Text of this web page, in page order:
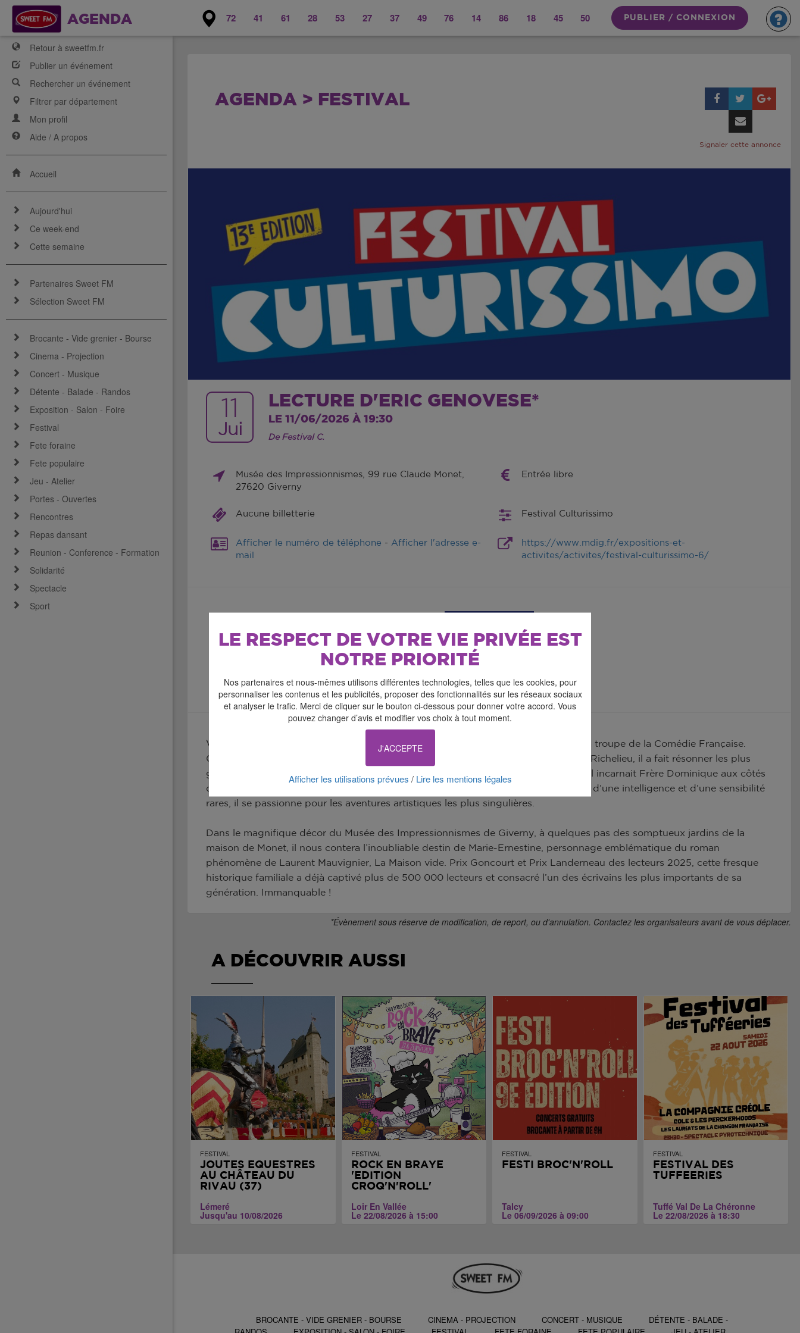
LE RESPECT DE VOTRE VIE PRIVÉE EST
NOTRE PRIORITÉ
Nos partenaires et nous-mêmes utilisons différentes technologies, telles que les cookies, pour
personnaliser les contenus et les publicités, proposer des fonctionnalités sur les réseaux sociaux
et analyser le trafic. Merci de cliquer sur le bouton ci-dessous pour donner votre accord. Vous
pouvez changer d’avis et modifier vos choix à tout moment.
J'ACCEPTE
Afficher les utilisations prévues / Lire les mentions légales
AGENDA 72 41 61 28 53 27 37 49 76 14 86 18 45 50 PUBLIER / CONNEXION
Retour à sweetfm.fr
Publier un événement
Rechercher un événement
Filtrer par département
Mon profil
Aide / A propos
Accueil
Aujourd'hui
Ce week-end
Cette semaine
Partenaires Sweet FM
Sélection Sweet FM
Brocante - Vide grenier - Bourse
Cinema - Projection
Concert - Musique
Détente - Balade - Randos
Exposition - Salon - Foire
Festival
Fete foraine
Fete populaire
Jeu - Atelier
Portes - Ouvertes
Rencontres
Repas dansant
Reunion - Conference - Formation
Solidarité
Spectacle
Sport
AGENDA > FESTIVAL
Signaler cette annonce
11
Jui
LECTURE D'ERIC GENOVESE*
LE 11/06/2026 À 19:30
De Festival C.
Musée des Impressionnismes, 99 rue Claude Monet,
27620 Giverny
Entrée libre
Aucune billetterie Festival Culturissimo
Afficher le numéro de téléphone - Afficher l'adresse e-
mail
https://www.mdig.fr/expositions-et-
activites/activites/festival-culturissimo-6/
Voilà près de trente ans que le remarquable Éric Génovèse est l’un des piliers de la troupe de la Comédie Française.
Corneille, Shakespeare, Molière, Rostand, Hugo, Tchekhov : dans la mythique salle Richelieu, il a fait résonner les plus
grands textes du répertoire théâtral mondial. En 2024, à la Philharmonie de Paris, il incarnait Frère Dominique aux côtés
de Marion Cotillard dans Jeanne d’Arc au bûcher d’Arthur Honneger. Acteur doué d’une intelligence et d’une sensibilité
rares, il se passionne pour les aventures artistiques les plus singulières.
Dans le magnifique décor du Musée des Impressionnismes de Giverny, à quelques pas des somptueux jardins de la
maison de Monet, il nous contera l’inoubliable destin de Marie-Ernestine, personnage emblématique du roman
phénomène de Laurent Mauvignier, La Maison vide. Prix Goncourt et Prix Landerneau des lecteurs 2025, cette fresque
historique familiale a déjà captivé plus de 500 000 lecteurs et consacré l’un des écrivains les plus importants de sa
génération. Immanquable !
*Évènement sous réserve de modification, de report, ou d'annulation. Contactez les organisateurs avant de vous déplacer.
A DÉCOUVRIR AUSSI
FESTIVAL
JOUTES ÉQUESTRES
AU CHÂTEAU DU
RIVAU (37)
Lémeré
Jusqu'au 10/08/2026
FESTIVAL
ROCK EN BRAYE
'EDITION
CROQ'N'ROLL'
Loir En Vallée
Le 22/08/2026 à 15:00
FESTIVAL
FESTI BROC'N'ROLL
Talcy
Le 06/09/2026 à 09:00
FESTIVAL
FESTIVAL DES
TUFFEERIES
Tuffé Val De La Chéronne
Le 22/08/2026 à 18:30
BROCANTE - VIDE GRENIER - BOURSE CINEMA - PROJECTION CONCERT - MUSIQUE
DÉTENTE - BALADE -